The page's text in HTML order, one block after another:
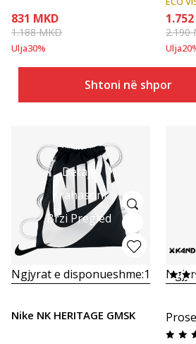
831 MKD
1.188MKD
Ulja30%
Shtoni në shportë
1.752
2.190
Ulja20
Detaje
Krahasoni
Brzi Pregled
Ngjyrat e disponueshme:1
Nike NK HERITAGE GMSK